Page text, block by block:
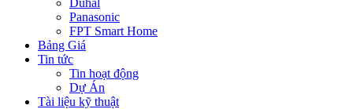
Duhal
Panasonic
FPT Smart Home
Bảng Giá
Tin tức
Tin hoạt động
Dự Án
Tài liệu kỹ thuật